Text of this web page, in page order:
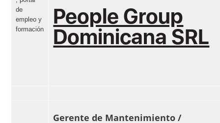
People Group
Dominicana SRL
Gerente de Mantenimiento /